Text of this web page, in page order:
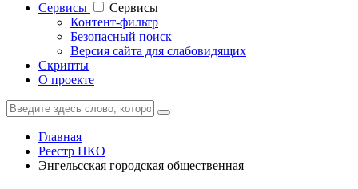
Cервисы
Cервисы
Контент-фильтр
Безопасный поиск
Версия сайта для слабовидящих
Скрипты
О проекте
Главная
Реестр НКО
Энгельсская городская общественная